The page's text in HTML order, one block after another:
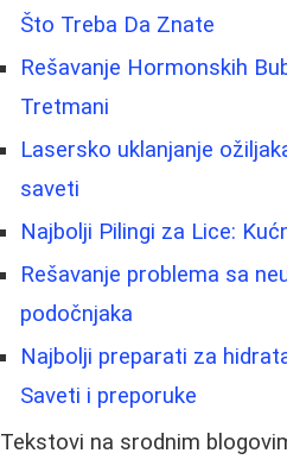
Što Treba Da Znate
Rešavanje Hormonskih
Tretmani
Lasersko uklanjanje
saveti
Najbolji Pilingi za Lice:
Rešavanje problema sa
podočnjaka
Najbolji preparati za
Saveti i preporuke
Tekstovi na srodnim